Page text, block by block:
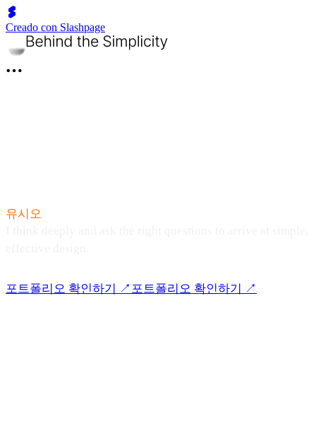
Creado con Slashpage
유시오
포트폴리오 확인하기 ↗ 포트폴리오 확인하기 ↗